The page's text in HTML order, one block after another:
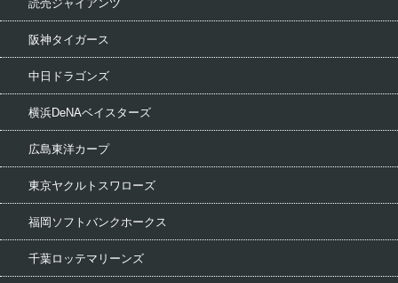
読売ジャイアンツ
阪神タイガース
中日ドラゴンズ
横浜DeNAベイスターズ
広島東洋カープ
東京ヤクルトスワローズ
福岡ソフトバンクホークス
千葉ロッテマリーンズ